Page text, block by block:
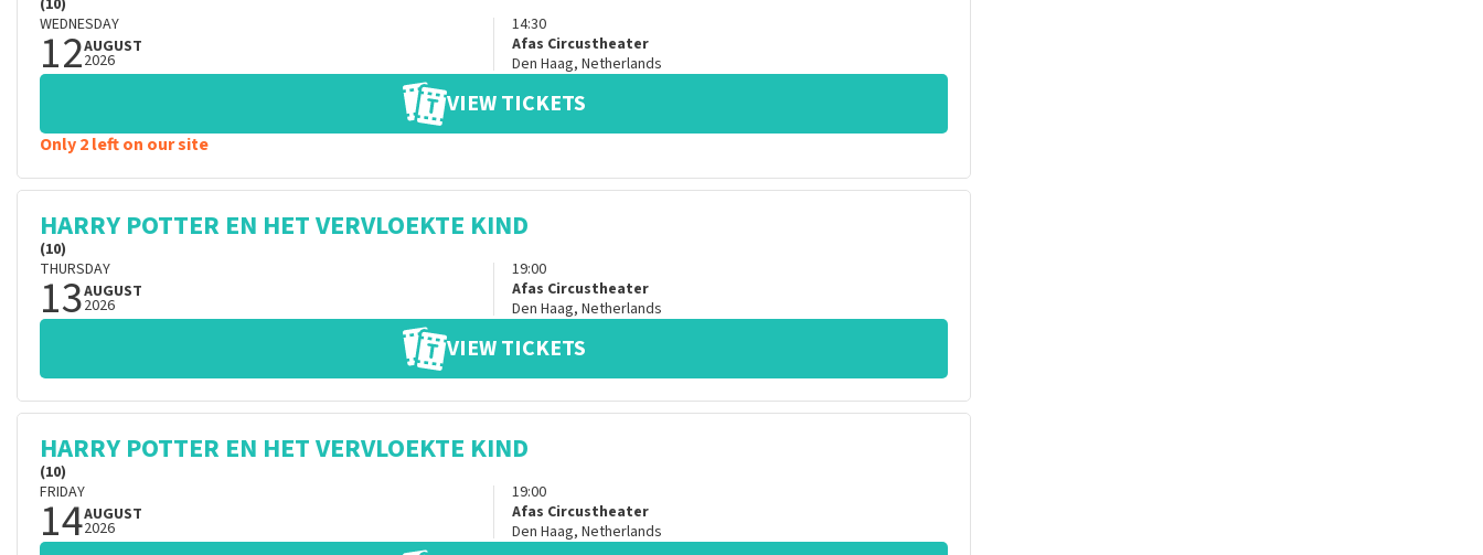
(10)
WEDNESDAY
12AUGUST
2026
14:30
Afas Circustheater
Den Haag, Netherlands
VIEW TICKETS
Only 2 left on our site
HARRY POTTER EN HET VERVLOEKTE KIND
(10)
THURSDAY
13AUGUST
2026
19:00
Afas Circustheater
Den Haag, Netherlands
VIEW TICKETS
HARRY POTTER EN HET VERVLOEKTE KIND
(10)
FRIDAY
14AUGUST
2026
19:00
Afas Circustheater
Den Haag, Netherlands